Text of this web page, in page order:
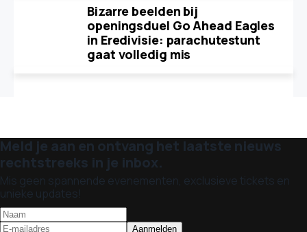
Bizarre beelden bij
openingsduel Go Ahead Eagles
in Eredivisie: parachutestunt
gaat volledig mis
Meld je aan en ontvang het laatste nieuws
rechtstreeks in je inbox.
Mis geen spannende evenementen, exclusieve tickets en
unieke updates!